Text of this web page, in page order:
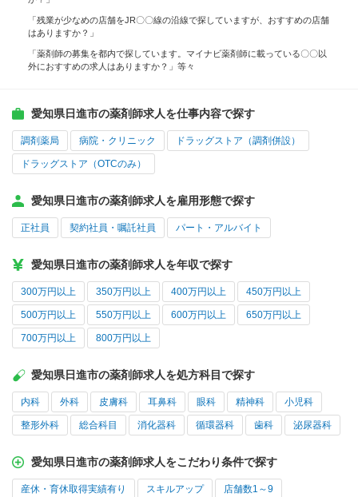
「残業が少なめの店舗をJR〇〇線の沿線で探していますが、おすすめの店舗
はありますか？」
「薬剤師の募集を都内で探しています。マイナビ薬剤師に載っている〇〇以
外におすすめの求人はありますか？」等々
愛知県日進市の薬剤師求人を仕事内容で探す
調剤薬局 病院・クリニック ドラッグストア（調剤併設）
ドラッグストア（OTCのみ）
愛知県日進市の薬剤師求人を雇用形態で探す
正社員 契約社員・嘱託社員 パート・アルバイト
愛知県日進市の薬剤師求人を年収で探す
300万円以上 350万円以上 400万円以上 450万円以上
500万円以上 550万円以上 600万円以上 650万円以上
700万円以上 800万円以上
愛知県日進市の薬剤師求人を処方科目で探す
内科 外科 皮膚科 耳鼻科 眼科 精神科 小児科
整形外科 総合科目 消化器科 循環器科 歯科 泌尿器科
愛知県日進市の薬剤師求人をこだわり条件で探す
産休・育休取得実績有り スキルアップ 店舗数1～9